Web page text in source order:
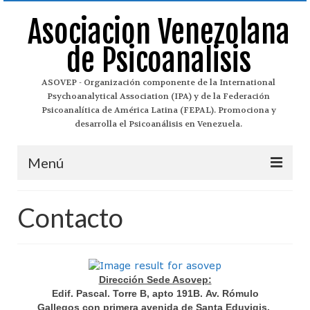
Asociacion Venezolana
de Psicoanalisis
ASOVEP - Organización componente de la International
Psychoanalytical Association (IPA) y de la Federación
Psicoanalítica de América Latina (FEPAL). Promociona y
desarrolla el Psicoanálisis en Venezuela.
Menú
¿Qué es el Psicoanálisis?
Historia del Psicoanálisis
Historia de Asovep
Contacto
Dirección Sede Asovep:
Edif. Pascal. Torre B, apto 191B. Av. Rómulo
Gallegos con primera avenida de Santa Eduvigis.